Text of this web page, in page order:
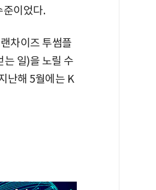
이었다.
차이즈 투썸플
일)을 노릴 수
난해 5월에는 K